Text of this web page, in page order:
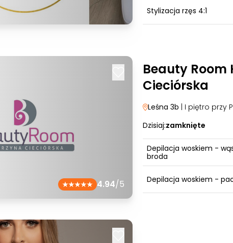
Stylizacja rzęs 4:1
4.94/5
Beauty Room
Cieciórska
Leśna 3b | I piętro przy
Dzisiaj:zamknięte
Depilacja woskiem -
broda
Depilacja woskiem -